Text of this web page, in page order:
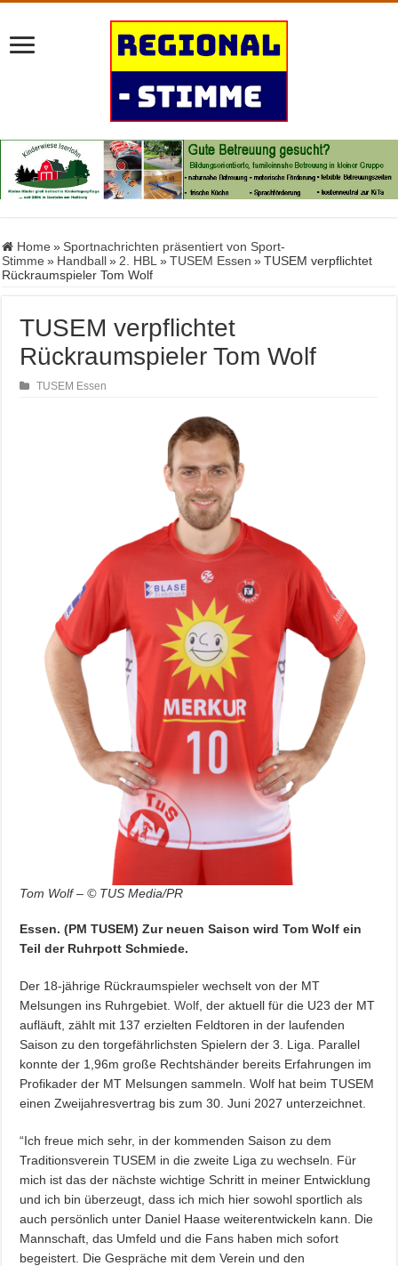
Home » Sportnachrichten präsentiert von Sport-
Stimme » Handball » 2. HBL » TUSEM Essen » TUSEM verpflichtet
Rückraumspieler Tom Wolf
TUSEM verpflichtet
Rückraumspieler Tom Wolf
TUSEM Essen
Tom Wolf – © TUS Media/PR
Essen. (PM TUSEM) Zur neuen Saison wird Tom Wolf ein
Teil der Ruhrpott Schmiede.
Der 18-jährige Rückraumspieler wechselt von der MT
Melsungen ins Ruhrgebiet.Wolf , der aktuell für die U23 der MT
aufläuft, zählt mit 137 erzielten Feldtoren in der laufenden
Saison zu den torgefährlichsten Spielern der 3. Liga. Parallel
konnte der 1,96m große Rechtshänder bereits Erfahrungen im
Profikader der MT Melsungen sammeln. Wolf hat beim TUSEM
einen Zweijahresvertrag bis zum 30. Juni 2027 unterzeichnet.
“Ich freue mich sehr, in der kommenden Saison zu dem
Traditionsverein TUSEM in die zweite Liga zu wechseln. Für
mich ist das der nächste wichtige Schritt in meiner Entwicklung
und ich bin überzeugt, dass ich mich hier sowohl sportlich als
auch persönlich unter Daniel Haase weiterentwickeln kann. Die
Mannschaft, das Umfeld und die Fans haben mich sofort
begeistert. Die Gespräche mit dem Verein und den